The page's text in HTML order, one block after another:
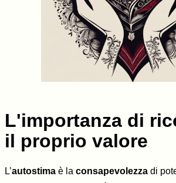
L'importanza di
il proprio valore
L’autostimaè la consapevolezza di